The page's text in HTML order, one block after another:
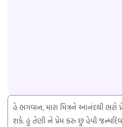
હે ભગવાન, મારા મિત્રને આનંદથી ભરો
શકે. હું તેણી ને પ્રેમ કરુ છુ હેપી જન્મદિવસ